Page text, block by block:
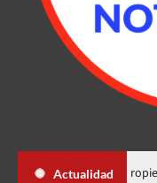
Actualidad
títulos de propiedad y un